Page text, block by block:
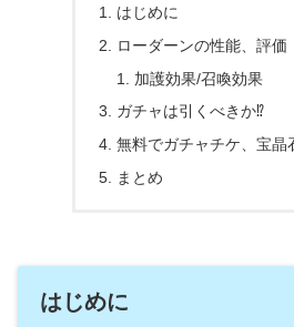
はじめに
ローダーンの性能、評価
加護効果/召喚効果
ガチャは引くべきか⁉
無料でガチャチケ、宝晶
まとめ
はじめに